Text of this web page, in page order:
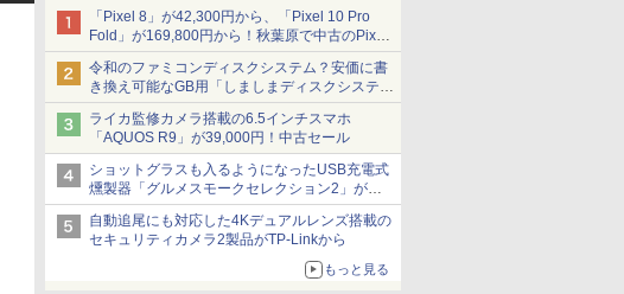
「Pixel 8」が42,300円から、「Pixel 10 Pro
Fold」が169,800円から！秋葉原で中古のPixel
シリーズがお買い得
令和のファミコンディスクシステム？安価に書
き換え可能なGB用「しましまディスクシステ
ム」
ライカ監修カメラ搭載の6.5インチスマホ
「AQUOS R9」が39,000円！中古セール
ショットグラスも入るようになったUSB充電式
燻製器「グルメスモークセレクション2」がサ
ンコーから
自動追尾にも対応した4Kデュアルレンズ搭載の
セキュリティカメラ2製品がTP-Linkから
もっと見る